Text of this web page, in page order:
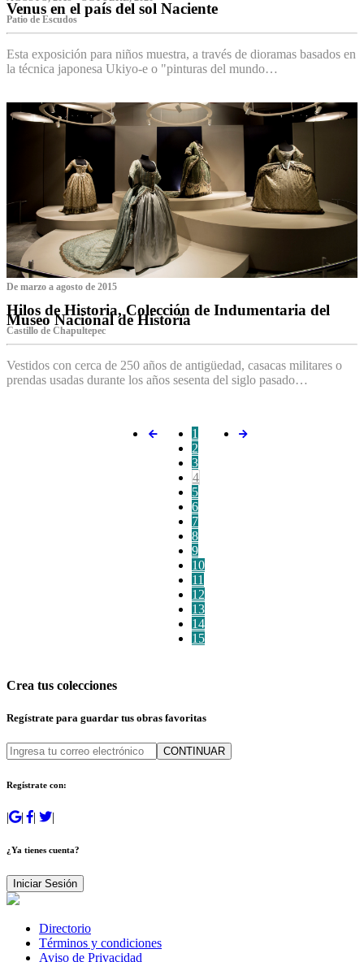
Venus en el país del sol Naciente
P‌atio de Escudos
Esta exposición para niños muestra, a través de dioramas basados en
la técnica japonesa Ukiyo-e o "pinturas del mundo…
De marzo a agosto de 2015
Hilos de Historia, Colección de Indumentaria del
Museo Nacional de Historia
Castillo de Chapultepec
Vestidos con cerca de 250 años de antigüedad, casacas militares o
prendas usadas durante los años sesenta del siglo pasado…
1
2
3
4
5
6
7
8
9
10
11
12
13
14
15
Crea tus colecciones
Regístrate para guardar tus obras favoritas
CONTINUAR
Regístrate con:
| | | |
¿Ya tienes cuenta?
Iniciar Sesión
Directorio
Términos y condiciones
Aviso de Privacidad